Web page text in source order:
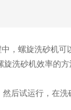
螺旋洗砂机
洗砂机效率的方
后试运行，在